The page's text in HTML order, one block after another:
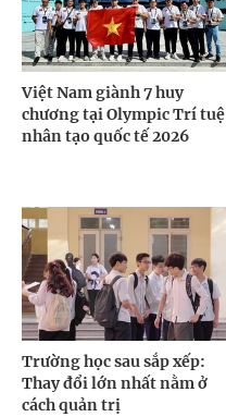
Việt Nam giành 7 huy
chương tại Olympic Trí tuệ
nhân tạo quốc tế 2026
Trường học sau sắp xếp:
Thay đổi lớn nhất nằm ở
cách quản trị